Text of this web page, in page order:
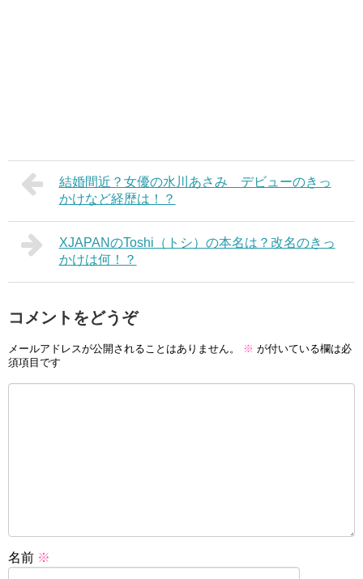
結婚間近？女優の水川あさみ デビューのきっ
かけなど経歴は！？
XJAPANのToshi（トシ）の本名は？改名のきっ
かけは何！？
コメントをどうぞ
メールアドレスが公開されることはありません。 ※ が付いている欄は必
須項目です
名前 ※